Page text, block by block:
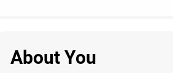
About You